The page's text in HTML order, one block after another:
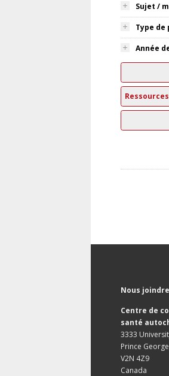
Sujet /
Type
Année
Nous joindre
Centre de
santé
3333
Prince
V2N 4Z9
Canada